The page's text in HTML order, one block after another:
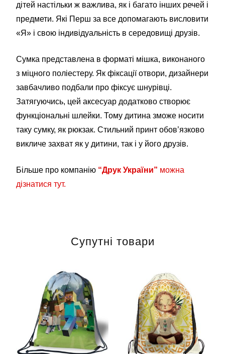
дітей настільки ж важлива, як і багато інших речей і
предмети. Які Перш за все допомагають висловити
«Я» і свою індивідуальність в середовищі друзів.
Сумка представлена в форматі мішка, виконаного
з міцного поліестеру. Як фіксації отвори, дизайнери
завбачливо подбали про фіксує шнурівці.
Затягуючись, цей аксесуар додатково створює
функціональні шлейки. Тому дитина зможе носити
таку сумку, як рюкзак. Стильний принт обов’язково
викличе захват як у дитини, так і у його друзів.
Більше про компанію “Друк України” можна
дізнатися тут.
Супутні товари